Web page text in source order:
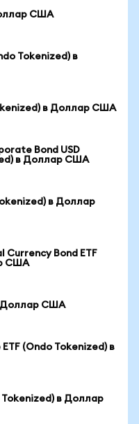
США
Tokenized) в
в Доллар США
Bond USD
в Доллар США
в Доллар
Currency Bond ETF
США
Доллар США
(Ondo Tokenized) в
в Доллар